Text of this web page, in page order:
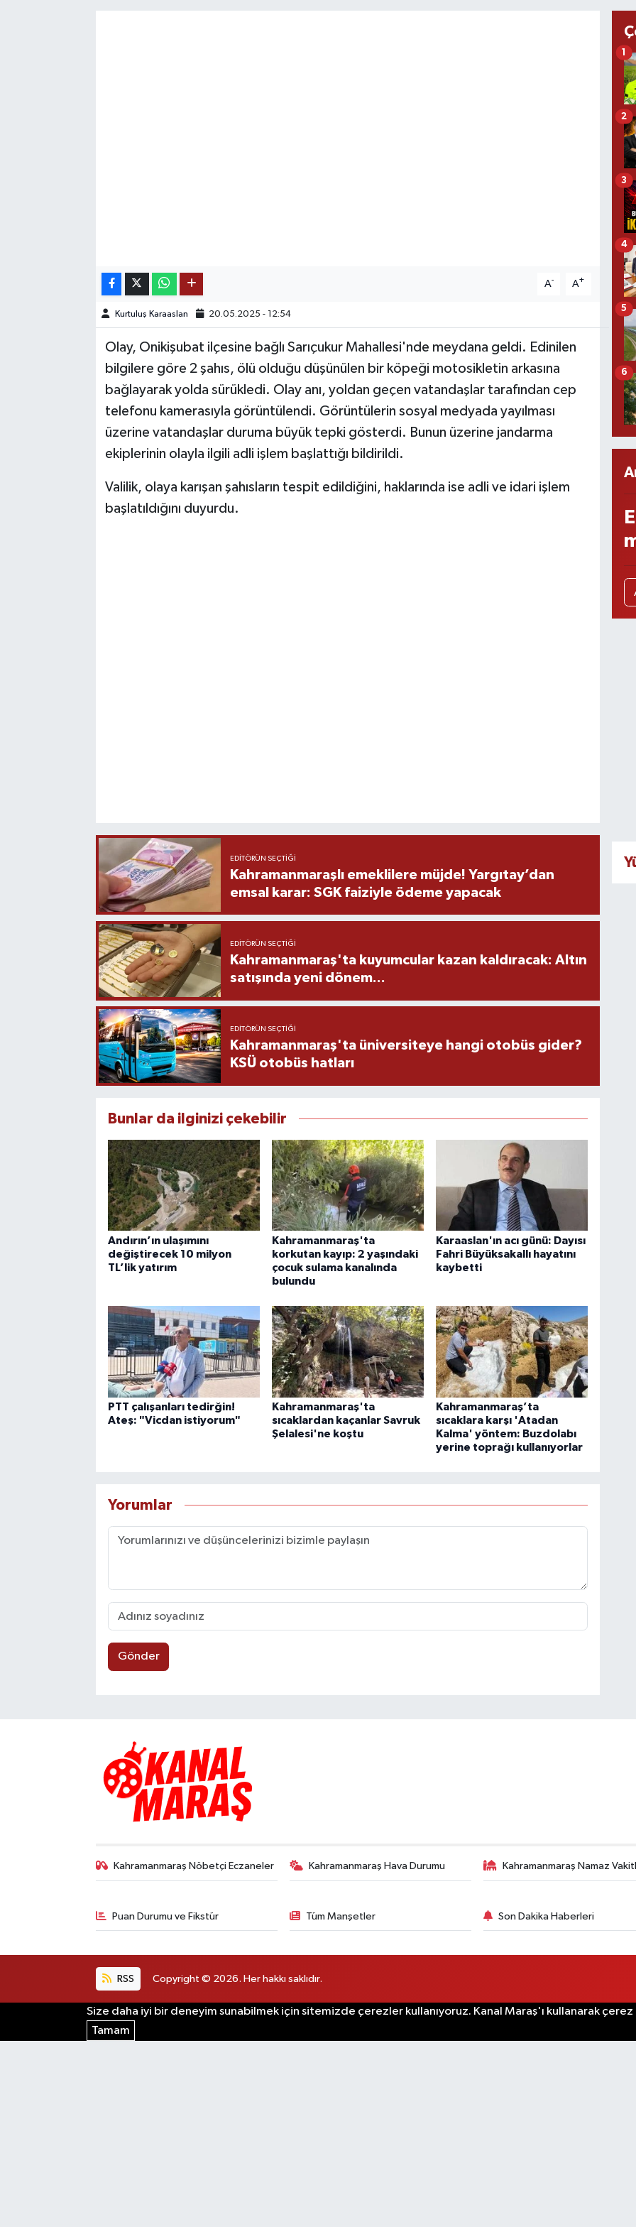
A- A+
Kurtuluş Karaaslan 20.05.2025 - 12:54
Olay, Onikişubat ilçesine bağlı Sarıçukur Mahallesi'nde meydana geldi. Edinilen
bilgilere göre 2 şahıs, ölü olduğu düşünülen bir köpeği motosikletin arkasına
bağlayarak yolda sürükledi. Olay anı, yoldan geçen vatandaşlar tarafından cep
telefonu kamerasıyla görüntülendi. Görüntülerin sosyal medyada yayılması
üzerine vatandaşlar duruma büyük tepki gösterdi. Bunun üzerine jandarma
ekiplerinin olayla ilgili adli işlem başlattığı bildirildi.
Valilik, olaya karışan şahısların tespit edildiğini, haklarında ise adli ve idari işlem
başlatıldığını duyurdu.
EDITÖRÜN SEÇTIĞI
Kahramanmaraşlı emeklilere müjde! Yargıtay’dan
emsal karar: SGK faiziyle ödeme yapacak
EDITÖRÜN SEÇTIĞI
Kahramanmaraş'ta kuyumcular kazan kaldıracak: Altın
satışında yeni dönem...
EDITÖRÜN SEÇTIĞI
Kahramanmaraş'ta üniversiteye hangi otobüs gider?
KSÜ otobüs hatları
Bunlar da ilginizi çekebilir
Andırın’ın ulaşımını
değiştirecek 10 milyon
TL’lik yatırım
Kahramanmaraş'ta
korkutan kayıp: 2 yaşındaki
çocuk sulama kanalında
bulundu
Karaaslan'ın acı günü: Dayısı
Fahri Büyüksakallı hayatını
kaybetti
PTT çalışanları tedirğin!
Ateş: "Vicdan istiyorum"
Kahramanmaraş'ta
sıcaklardan kaçanlar Savruk
Şelalesi'ne koştu
Kahramanmaraş’ta
sıcaklara karşı 'Atadan
Kalma' yöntem: Buzdolabı
yerine toprağı kullanıyorlar
Yorumlar
Gönder
1
2
3
4
5
6
Kahramanmaraş Nöbetçi Eczaneler Kahramanmaraş Hava Durumu Kahramanmaraş Namaz
Puan Durumu ve Fikstür Tüm Manşetler Son Dakika Haberleri
RSS Copyright © 2026. Her hakkı saklıdır.
Size daha iyi bir deneyim sunabilmek için sitemizde çerezler kullanıyoruz. Kanal Maraş'ı kullanarak çerez
Tamam
OTOMOTİV